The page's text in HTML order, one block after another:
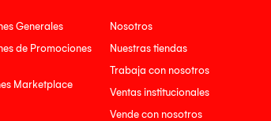
Generales
de Promociones
Marketplace
Nosotros
Nuestras tiendas
Trabaja con nosotros
Ventas institucionales
Vende con nosotros